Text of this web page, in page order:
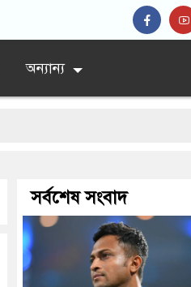
অন্যান্য
সর্বশেষ সংবাদ